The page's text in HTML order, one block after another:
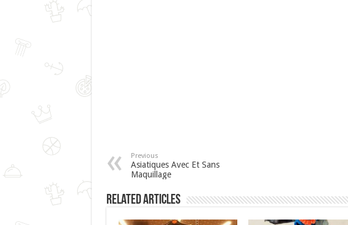
Previous
Asiatiques Avec Et Sans
Maquillage
Related Articles